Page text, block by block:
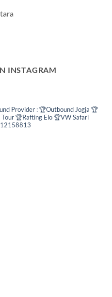
INSTAGRAM
Provider :🏆Outbound Jogja 🏆
🏆Rafting Elo🏆VW Safari